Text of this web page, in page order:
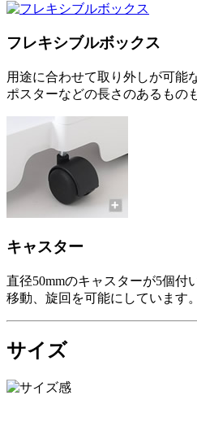
フレキシブルボックス
用途に合わせて取り外しが可能
ポスターなどの長さのあるもの
キャスター
直径50mmのキャスターが5個付
移動、旋回を可能にしています。
サイズ